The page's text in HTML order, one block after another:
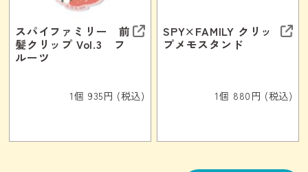
スパイファミリー 前
髪クリップ Vol.3 フ
ルーツ
1個 935円 (税込)
SPY×FAMILY クリッ
プメモスタンド
1個 880円 (税込)